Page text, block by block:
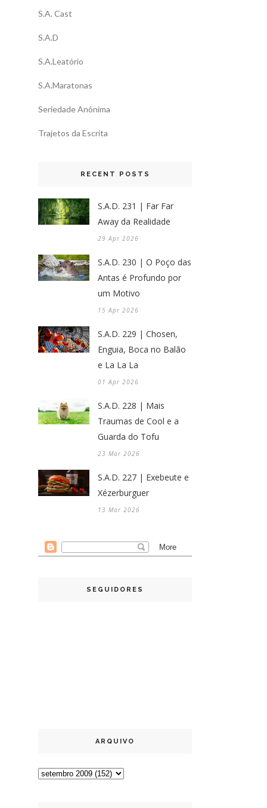
S.A. Cast
S.A.D
S.A.Leatório
S.A.Maratonas
Seriedade Anônima
Trajetos da Escrita
RECENT POSTS
S.A.D. 231 | Far Far
Away da Realidade
29 Apr 2026
S.A.D. 230 | O Poço das
Antas é Profundo por
um Motivo
15 Apr 2026
S.A.D. 229 | Chosen,
Enguia, Boca no Balão
e La La La
01 Apr 2026
S.A.D. 228 | Mais
Traumas de Cool e a
Guarda do Tofu
23 Mar 2026
S.A.D. 227 | Exebeute e
Xézerburguer
13 Mar 2026
SEGUIDORES
ARQUIVO